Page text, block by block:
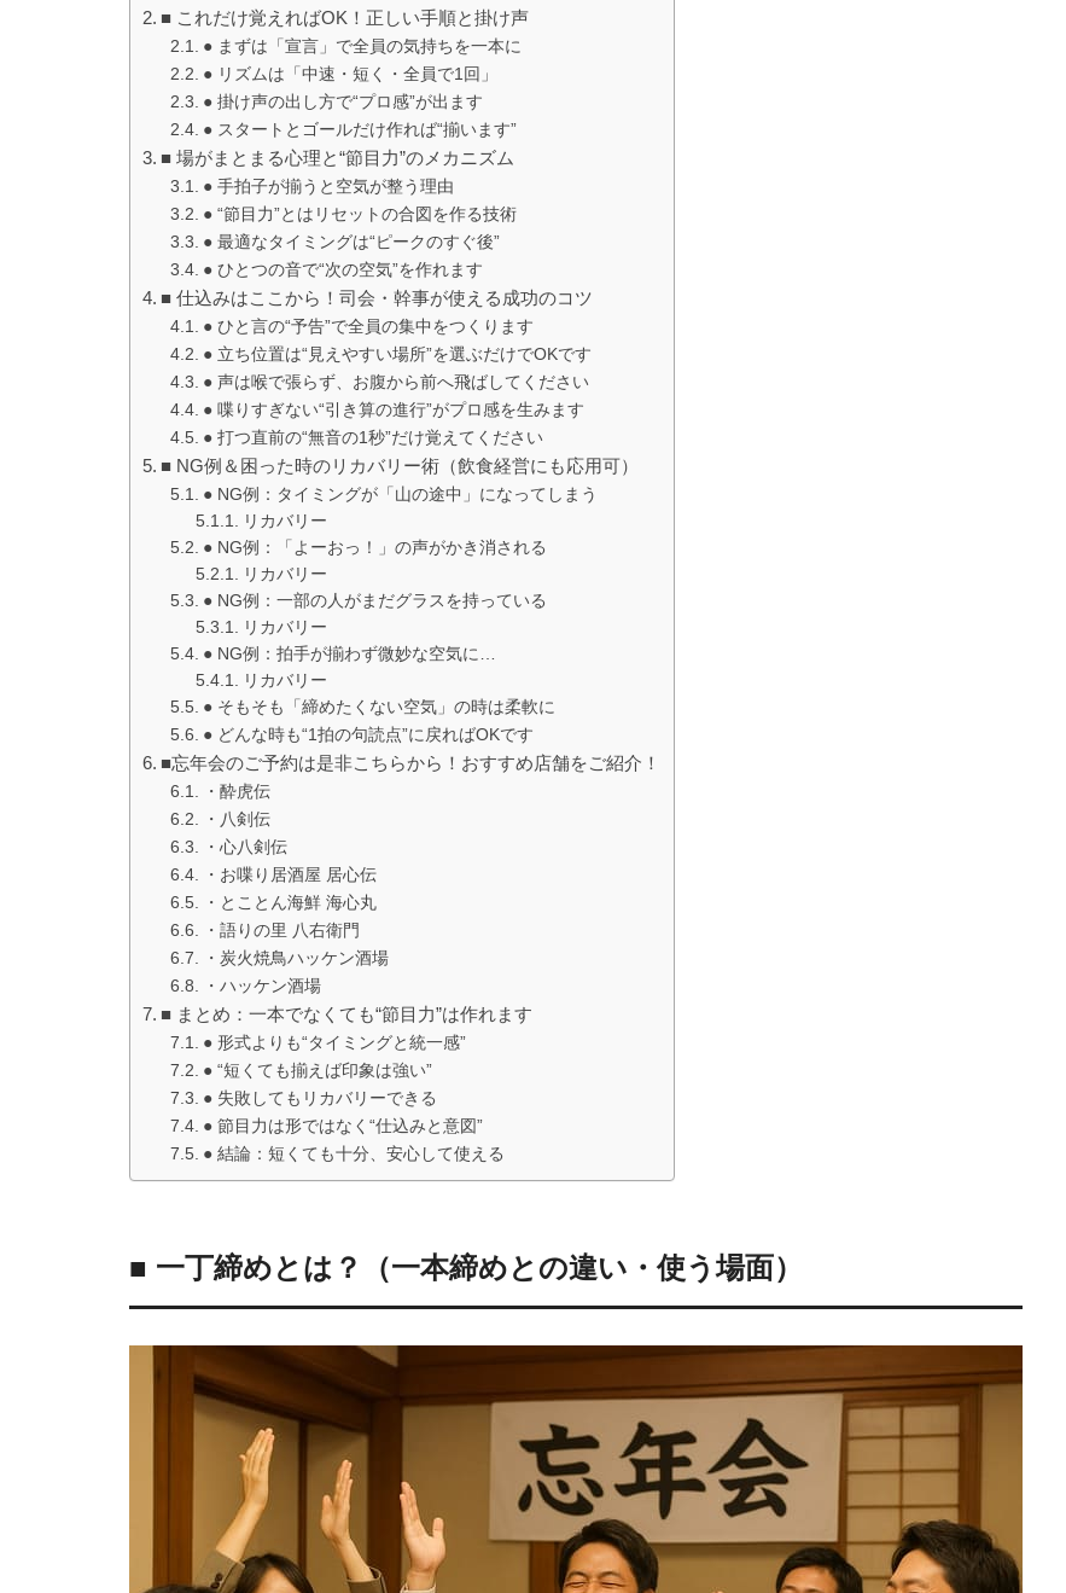
■ これだけ覚えればOK！正しい手順と掛け声
● まずは「宣言」で全員の気持ちを一本に
● リズムは「中速・短く・全員で1回」
● 掛け声の出し方で“プロ感”が出ます
● スタートとゴールだけ作れば“揃います”
■ 場がまとまる心理と“節目力”のメカニズム
● 手拍子が揃うと空気が整う理由
● “節目力”とはリセットの合図を作る技術
● 最適なタイミングは“ピークのすぐ後”
● ひとつの音で“次の空気”を作れます
■ 仕込みはここから！司会・幹事が使える成功のコツ
● ひと言の“予告”で全員の集中をつくります
● 立ち位置は“見えやすい場所”を選ぶだけでOKです
● 声は喉で張らず、お腹から前へ飛ばしてください
● 喋りすぎない“引き算の進行”がプロ感を生みます
● 打つ直前の“無音の1秒”だけ覚えてください
■ NG例＆困った時のリカバリー術（飲食経営にも応用可）
● NG例：タイミングが「山の途中」になってしまう
リカバリー
● NG例：「よーおっ！」の声がかき消される
リカバリー
● NG例：一部の人がまだグラスを持っている
リカバリー
● NG例：拍手が揃わず微妙な空気に…
リカバリー
● そもそも「締めたくない空気」の時は柔軟に
● どんな時も“1拍の句読点”に戻ればOKです
■忘年会のご予約は是非こちらから！おすすめ店舗をご紹介！
・酔虎伝
・八剣伝
・心八剣伝
・お喋り居酒屋 居心伝
・とことん海鮮 海心丸
・語りの里 八右衛門
・炭火焼鳥ハッケン酒場
・ハッケン酒場
■ まとめ：一本でなくても“節目力”は作れます
● 形式よりも“タイミングと統一感”
● “短くても揃えば印象は強い”
● 失敗してもリカバリーできる
● 節目力は形ではなく“仕込みと意図”
● 結論：短くても十分、安心して使える
■ 一丁締めとは？（一本締めとの違い・使う場面）